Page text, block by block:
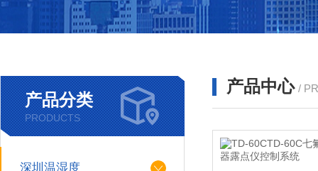
产品分类
PRODUCTS
深圳温湿度
产品中心 /